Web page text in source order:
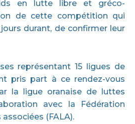
en lutte libre et gréco-
de cette compétition qui
durant, de confirmer leur
représentant 15 ligues de
pris part à ce rendez-vous
la ligue oranaise de luttes
avec la Fédération
(FALA).